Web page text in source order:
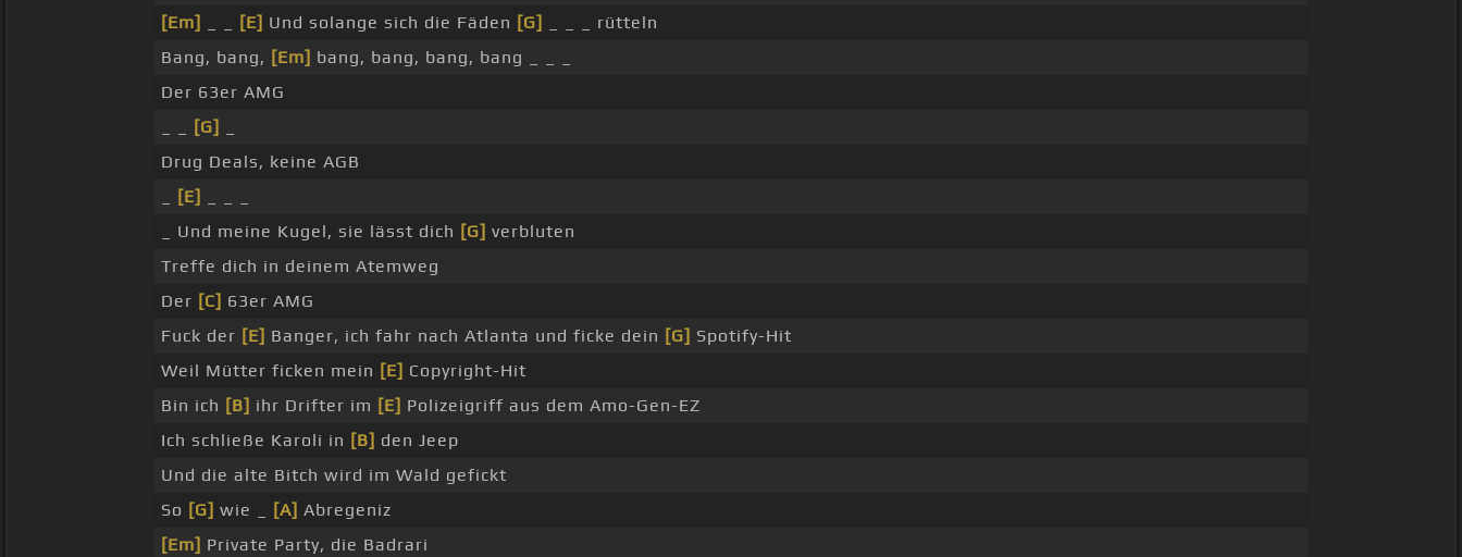
[Em]
[E] Und solange sich die Fäden [G]
_ _ _ rütteln
Bang, bang, [Em] bang, bang, bang, bang _ _ _
Der 63er AMG
[G]
Drug Deals, keine AGB
[E]
_ Und meine Kugel, sie lässt dich [G] verbluten
Treffe dich in deinem Atemweg
Der [C] 63er AMG
Fuck der [E] Banger, ich fahr nach Atlanta und ficke dein [G] Spotify-Hit
Weil Mütter ficken mein [E] Copyright-Hit
Bin ich [B] ihr Drifter im [E] Polizeigriff aus dem Amo-Gen-EZ
Ich schließe Karoli in [B] den Jeep
Und die alte Bitch wird im Wald gefickt
So [G] wie _ [A] Abregeniz
[Em] Private Party, die Badrari